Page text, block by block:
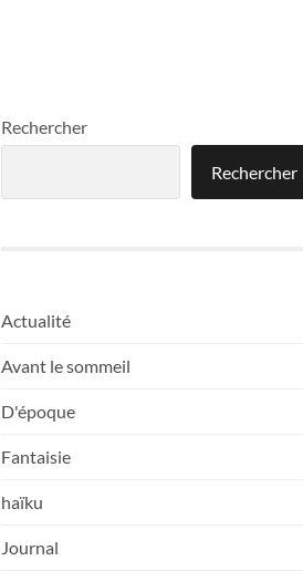
Rechercher
Rechercher
Actualité
Avant le sommeil
D'époque
Fantaisie
haïku
Journal